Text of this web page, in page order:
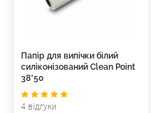
Папір для випічки білий
силіконізований Clean Point
38*50
4 відгуки